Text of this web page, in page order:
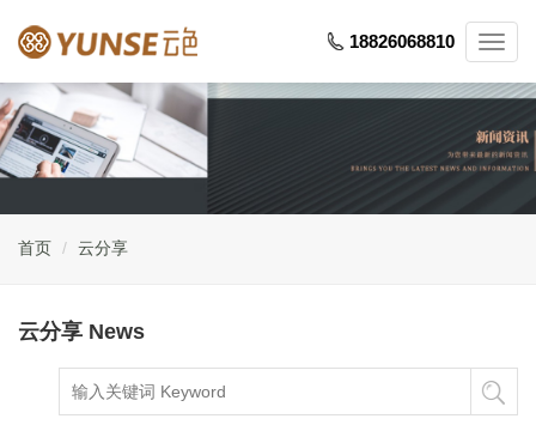
18826068810
首页 云分享
云分享 News